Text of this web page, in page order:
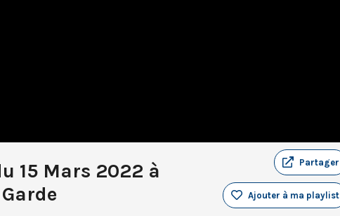
15 Mars 2022 à
Partager
Ajouter à ma playlist